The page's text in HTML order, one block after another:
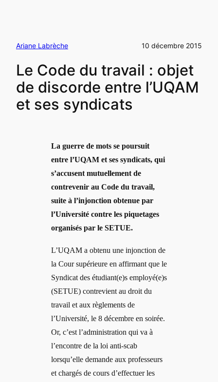
Ariane Labrèche 10 décembre 2015
Le Code du travail : objet
de discorde entre l’UQAM
et ses syndicats
La guerre de mots se poursuit
entre l’UQAM et ses syndicats, qui
s’accusent mutuellement de
contrevenir au Code du travail,
suite à l’injonction obtenue par
l’Université contre les piquetages
organisés par le SETUE.
L’UQAM a obtenu une injonction de
la Cour supérieure en affirmant que le
Syndicat des étudiant(e)s employé(e)s
(SETUE) contrevient au droit du
travail et aux règlements de
l’Université, le 8 décembre en soirée.
Or, c’est l’administration qui va à
l’encontre de la loi anti-scab
lorsqu’elle demande aux professeurs
et chargés de cours d’effectuer les